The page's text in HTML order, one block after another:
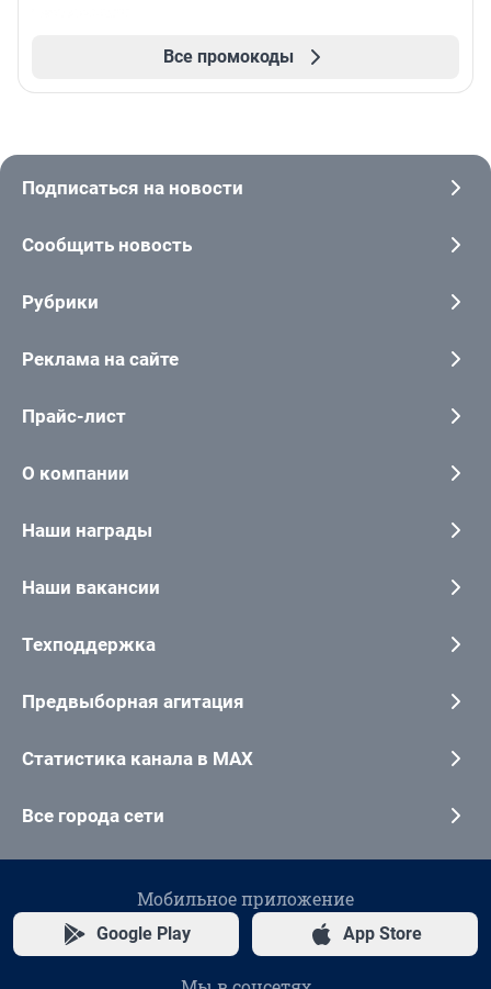
Все промокоды
Подписаться на новости
Сообщить новость
Рубрики
Реклама на сайте
Прайс-лист
О компании
Наши награды
Наши вакансии
Техподдержка
Предвыборная агитация
Статистика канала в MAX
Все города сети
Мобильное приложение
Google Play App Store